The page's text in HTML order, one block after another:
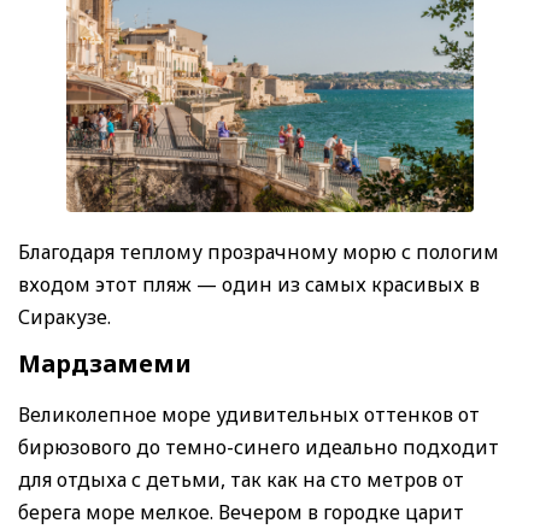
Благодаря теплому прозрачному морю с пологим
входом этот пляж — один из самых красивых в
Сиракузе.
Мардзамеми
Великолепное море удивительных оттенков от
бирюзового до темно-синего идеально подходит
для отдыха с детьми, так как на сто метров от
берега море мелкое. Вечером в городке царит